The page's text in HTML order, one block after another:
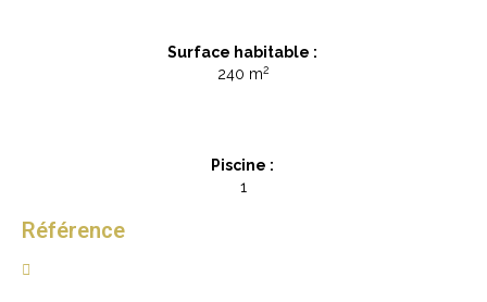
Surface habitable :
240 m2
Piscine :
1
Référence